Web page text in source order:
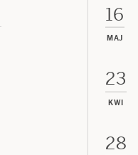
16
MAJ
23
KWI
28